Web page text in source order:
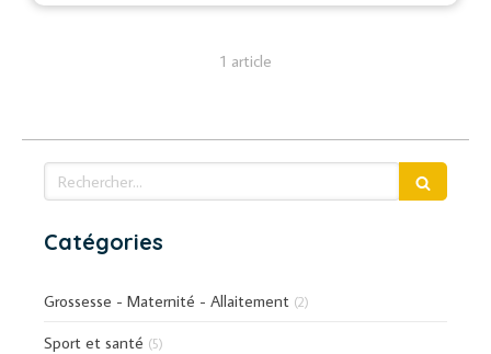
1 article
Rechercher
Catégories
Grossesse - Maternité - Allaitement (2)
Sport et santé (5)